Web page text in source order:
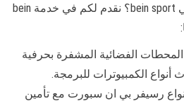
ما هي الخدمات المقدمة في bein sport؟ نقدم لكم في خدمة bein
الفضائية المشفرة بحرفية
أنواع الكمبيوترات للبرمجة.
رسيفر بي ان سبورت مع تأمين